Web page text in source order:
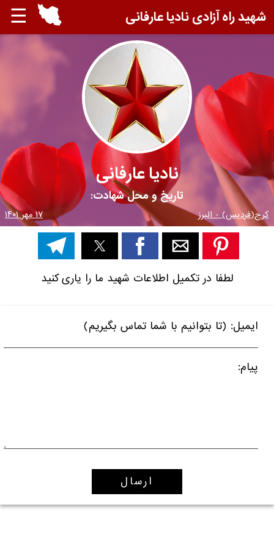
☰ شهید راه آزادی نادیا عارفانی
نادیا عارفانی
تاریخ و محل شهادت:
کرج(فردیس) - البرز ۱۷ مهر ۱۴۰۱
لطفا در تکمیل اطلاعات شهید ما را یاری کنید
ایمیل: (تا بتوانیم با شما تماس بگیریم)
پیام: